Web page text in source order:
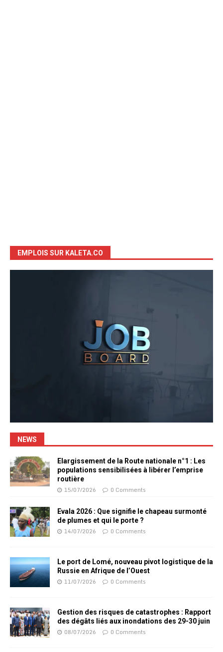
EMPLOIS SUR KALETA.CO
NEWS
Elargissement de la Route nationale n°1 : Les
populations sensibilisées à libérer l’emprise
routière
15/07/2026 0 Comments
Evala 2026 : Que signifie le chapeau surmonté
de plumes et qui le porte ?
14/07/2026 0 Comments
Le port de Lomé, nouveau pivot logistique de la
Russie en Afrique de l’Ouest
11/07/2026 0 Comments
Gestion des risques de catastrophes : Rapport
des dégâts liés aux inondations des 29-30 juin
08/07/2026 0 Comments